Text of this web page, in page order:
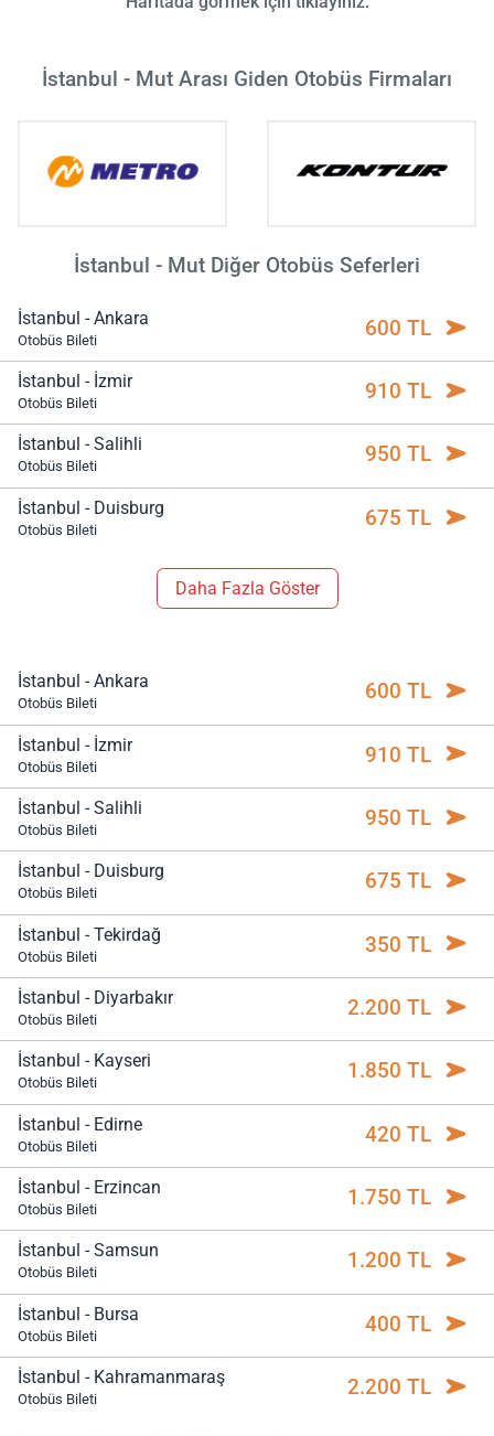
İstanbul - Mut Arası Giden Otobüs Firmaları
İstanbul - Mut Diğer Otobüs Seferleri
İstanbul - Ankara
Otobüs Bileti 600 TL
İstanbul - İzmir
Otobüs Bileti 910 TL
İstanbul - Salihli
Otobüs Bileti 950 TL
İstanbul - Duisburg
Otobüs Bileti 675 TL
Daha Fazla Göster
İstanbul - Ankara
Otobüs Bileti 600 TL
İstanbul - İzmir
Otobüs Bileti 910 TL
İstanbul - Salihli
Otobüs Bileti 950 TL
İstanbul - Duisburg
Otobüs Bileti 675 TL
İstanbul - Tekirdağ
Otobüs Bileti 350 TL
İstanbul - Diyarbakır
Otobüs Bileti 2.200 TL
İstanbul - Kayseri
Otobüs Bileti 1.850 TL
İstanbul - Edirne
Otobüs Bileti 420 TL
İstanbul - Erzincan
Otobüs Bileti 1.750 TL
İstanbul - Samsun
Otobüs Bileti 1.200 TL
İstanbul - Bursa
Otobüs Bileti 400 TL
İstanbul - Kahramanmaraş
Otobüs Bileti 2.200 TL